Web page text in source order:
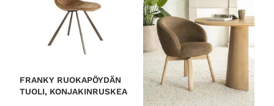
d
b
t
e
FRANKY RUOKAPÖYDÄN
TUOLI, KONJAKINRUSKEA